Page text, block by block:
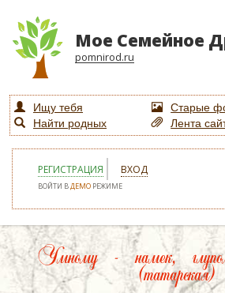
Мое Семейное
pomnirod.ru
Ищу тебя
Старые
Найти родных
Лента
РЕГИСТРАЦИЯ ВХОД
ВОЙТИ ВДЕМО РЕЖИМЕ
Умному - намек,
(татарская)